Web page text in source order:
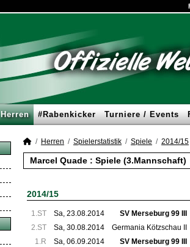
Herren #Rabenkicker Turniere / Events
Herren Spielerstatistik Spiele 2014/15
Marcel Quade : Spiele (3.Mannschaft)
2014/15
1.ST Sa, 23.08.2014 SV Merseburg 99 III
2.ST
Sa, 30.08.2014 Germania Kötzschau II
1.R
Sa, 06.09.2014 SV Merseburg 99 III